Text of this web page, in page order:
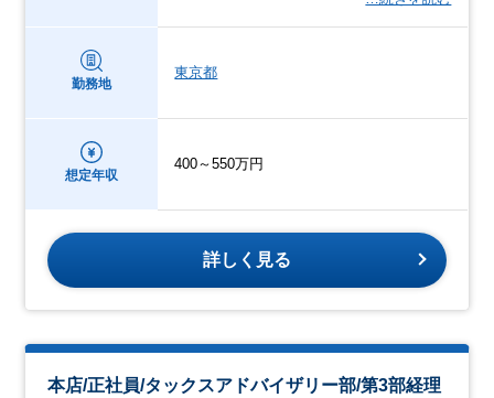
勤務地
東京都
想定年収
400～550万円
詳しく見る
本店/正社員/タックスアドバイザリー部/第3部経理